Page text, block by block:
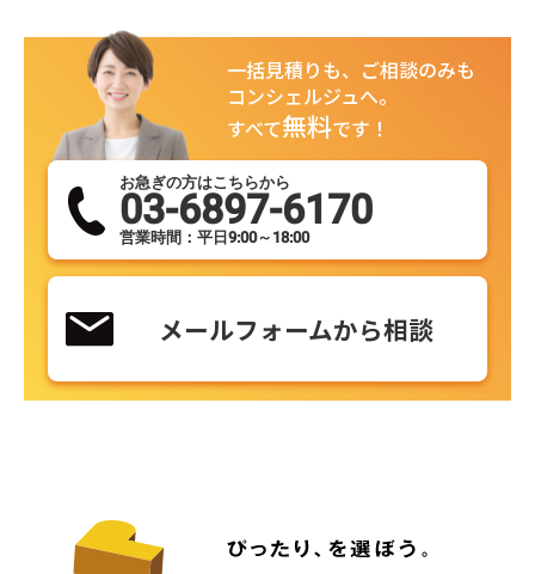
一括見積りも、ご相談のみも
コンシェルジュへ。
すべて無料です！
お急ぎの方はこちらから
03-6897-6170
営業時間：平日9:00～18:00
メールフォームから相談